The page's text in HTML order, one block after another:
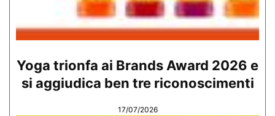
Yoga trionfa ai Brands Award 2026 e
si aggiudica ben tre riconoscimenti
17/07/2026